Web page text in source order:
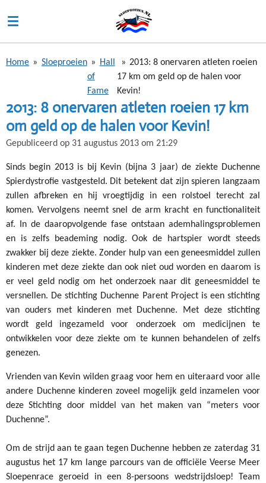
direct
naar
hoofdinhoud
Home » Sloeproeien »
Hall
of
Fame
» 2013: 8 onervaren atleten roeien
17 km om geld op de halen voor
Kevin!
2013: 8 onervaren atleten roeien 17 km
om geld op de halen voor Kevin!
Gepubliceerd op 31 augustus 2013 om 21:29
Sinds begin 2013 is bij Kevin (bijna 3 jaar) de ziekte Duchenne
Spierdystrofie vastgesteld. Dit betekent dat zijn spieren langzaam
zullen afbreken en hij vroegtijdig in een rolstoel terecht zal
komen. Vervolgens neemt snel de arm kracht en functionaliteit
af. In de daaropvolgende fase ontstaan ademhalingsproblemen
en is zelfs beademing nodig. Ook de hartspier wordt steeds
zwakker bij deze ziekte. Zonder hulp van een geneesmiddel zullen
kinderen met deze ziekte dan ook niet oud worden en daarom is
er veel geld nodig om het onderzoek naar dit geneesmiddel te
versnellen. De stichting Duchenne Parent Project is een stichting
van ouders met kinderen met Duchenne. Met deze stichting
wordt geld ingezameld voor onderzoek om medicijnen te
ontwikkelen voor deze ziekte om te kunnen behandelen of zelfs
genezen.
Vrienden van Kevin wilden graag voor hem en uiteraard voor alle
andere Duchenne kinderen zoveel mogelijk geld inzamelen voor
deze Stichting door middel van het maken van “meters voor
Duchenne”.
Om de strijd aan te gaan tegen Duchenne hebben ze zaterdag 31
augustus het 17 km lange parcours van de officiële Veerse Meer
Sloepenrace geroeid in een 8-persoons wedstrijdsloep! Team